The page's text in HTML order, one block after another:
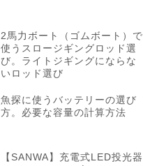
2馬力ボート（ゴムボート）で
使うスロージギングロッド選
び。ライトジギングにならな
いロッド選び
魚探に使うバッテリーの選び
方。必要な容量の計算方法
【SANWA】充電式LED投光器